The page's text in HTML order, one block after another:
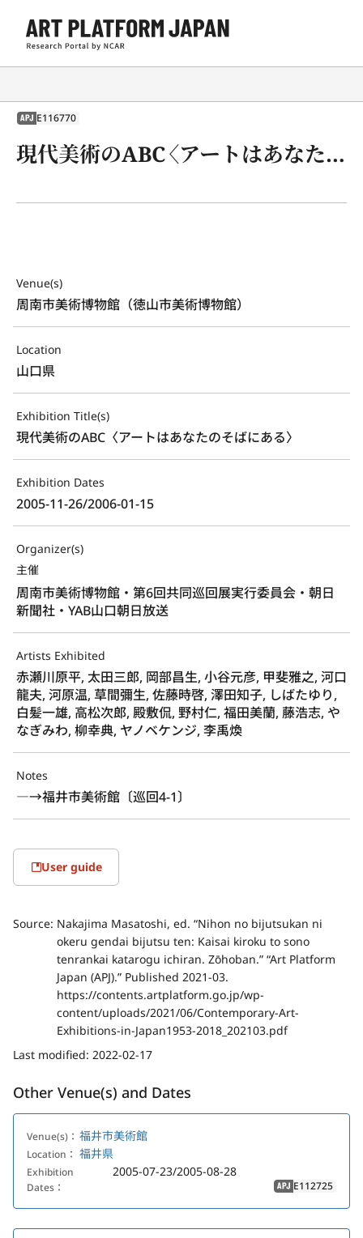
APJ E116770
現代美術のABC〈アートはあなたのそばにある〉
Venue(s)
周南市美術博物館（徳山市美術博物館）
Location
山口県
Exhibition Title(s)
現代美術のABC〈アートはあなたのそばにある〉
Exhibition Dates
2005-11-26/2006-01-15
Organizer(s)
主催
周南市美術博物館・第6回共同巡回展実行委員会・朝日
新聞社・YAB山口朝日放送
Artists Exhibited
赤瀬川原平, 太田三郎, 岡部昌生, 小谷元彦, 甲斐雅之, 河口
龍夫, 河原温, 草間彌生, 佐藤時啓, 澤田知子, しばたゆり,
白髪一雄, 高松次郎, 殿敷侃, 野村仁, 福田美蘭, 藤浩志, や
なぎみわ, 柳幸典, ヤノベケンジ, 李禹煥
Notes
―→福井市美術館〔巡回4-1〕
User guide
Source: Nakajima Masatoshi, ed. “Nihon no bijutsukan ni
okeru gendai bijutsu ten: Kaisai kiroku to sono
tenrankai katarogu ichiran. Zōhoban.” “Art Platform
Japan (APJ).” Published 2021-03.
https://contents.artplatform.go.jp/wp-
content/uploads/2021/06/Contemporary-Art-
Exhibitions-in-Japan1953-2018_202103.pdf
Last modified: 2022-02-17
Other Venue(s) and Dates
Venue(s)： 福井市美術館
Location： 福井県
Exhibition
Dates：
2005-07-23/2005-08-28
APJ E112725